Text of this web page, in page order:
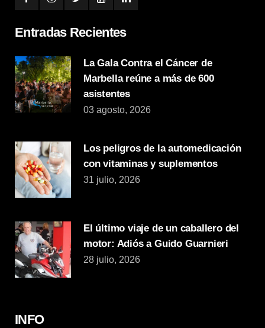
Entradas Recientes
La Gala Contra el Cáncer de
Marbella reúne a más de 600
asistentes
03 agosto, 2026
Los peligros de la automedicación
con vitaminas y suplementos
31 julio, 2026
El último viaje de un caballero del
motor: Adiós a Guido Guarnieri
28 julio, 2026
INFO